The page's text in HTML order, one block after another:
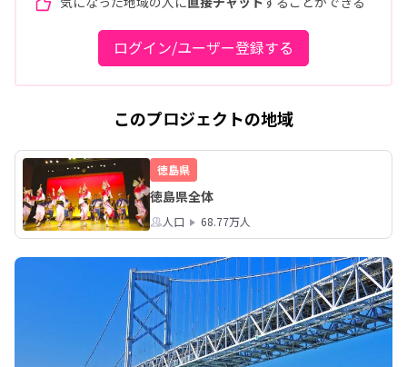
ログイン/ユーザー登録する
このプロジェクトの地域
徳島県
徳島県全体
人口 68.77万人